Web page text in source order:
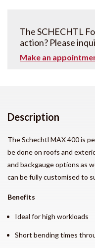
The SCHECHTL
action? Please
Make an
Description
The Schechtl MAX 400 is
be done on roofs and
and backgauge options as
can be fully customised to
Benefits
Ideal for high workloads
Short bending times